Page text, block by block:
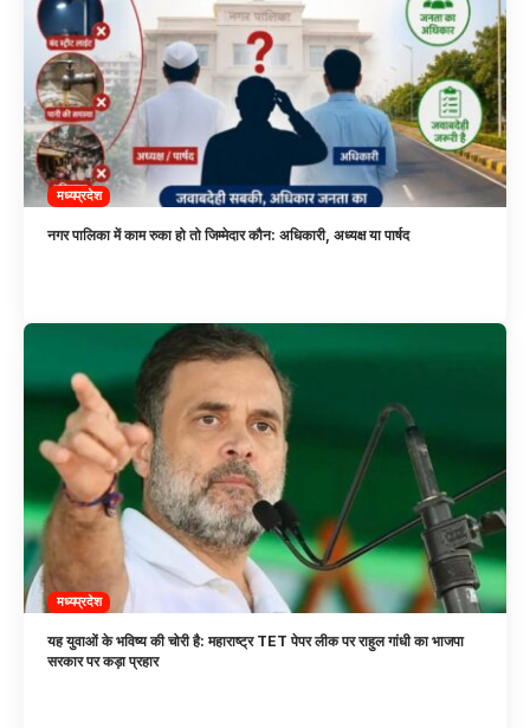
मध्यप्रदेश
नगर पालिका में काम रुका हो तो जिम्मेदार कौन: अधिकारी, अध्यक्ष या पार्षद
मध्यप्रदेश
यह युवाओं के भविष्य की चोरी है: महाराष्ट्र TET पेपर लीक पर राहुल गांधी का भाजपा
सरकार पर कड़ा प्रहार